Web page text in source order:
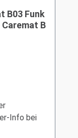
B03 Funk
B
Info bei